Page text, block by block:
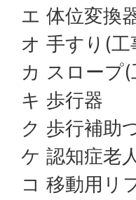
エ 体位変換
オ 手すり(
カ スロープ
キ 歩行器
ク 歩行補助
ケ 認知症老
コ 移動用リ